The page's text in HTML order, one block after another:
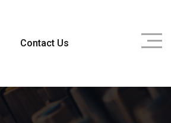
Contact Us